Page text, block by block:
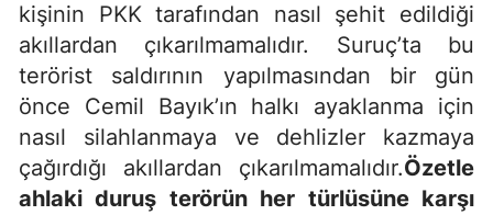
kişinin PKK tarafından nasıl şehit edildiği
akıllardan çıkarılmamalıdır. Suruç’ta bu
terörist saldırının yapılmasından bir gün
önce Cemil Bayık’ın halkı ayaklanma için
nasıl silahlanmaya ve dehlizler kazmaya
çağırdığı akıllardan çıkarılmamalıdır.Özetle
ahlaki duruş terörün her türlüsüne karşı